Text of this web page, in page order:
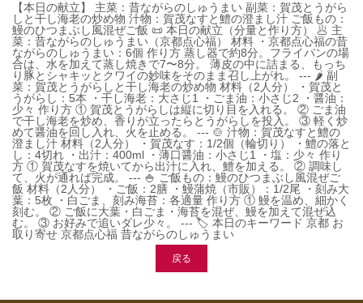
【本日の献立】 主菜：昔ながらのしゅうまい 副菜：賀茂とうがら
しと干し海老の炒め物 汁物：賀茂なすと鱧の澄まし汁 ご飯もの：
鰻のひつまぶし風混ぜご飯 📜 本日の献立（分量と作り方） 🥟 主
菜：昔ながらのしゅうまい（京都点心福） 材料 ・京都点心福の昔
ながらのしゅうまい：6個 作り方 蒸し器で約8分。フライパンの場
合は、水を加えて蒸し焼きで7〜8分。 薄皮の中に詰まる、もっち
り豚とシャキッとクワイの妙味をそのまま召し上がれ。 --- 🌶️ 副
菜：賀茂とうがらしと干し海老の炒め物 材料（2人分） ・賀茂と
うがらし：5本 ・干し海老：大さじ1 ・ごま油：小さじ2 ・醤油：
少々 作り方 ① 賀茂とうがらしは縦に切り目を入れる。 ② ごま油
で干し海老を炒め、香りが立ったらとうがらしを投入。 ③ 軽く炒
めて醤油を回し入れ、火を止める。 --- 🍲 汁物：賀茂なすと鱧の
澄まし汁 材料（2人分） ・賀茂なす：1/2個（輪切り） ・鱧の落と
し：4切れ ・出汁：400ml ・薄口醤油：小さじ1 ・塩：少々 作り
方 ① 賀茂なすを焼いてから出汁に入れ、鱧を加える。 ② 調味し
て、火が通れば完成。 --- 🍚 ご飯もの：鰻のひつまぶし風混ぜご
飯 材料（2人分） ・ご飯：2膳 ・鰻蒲焼（市販）：1/2尾 ・刻み大
葉：5枚 ・白ごま、刻み海苔：各適量 作り方 ① 鰻を温め、細かく
刻む。 ② ご飯に大葉・白ごま・海苔を混ぜ、鰻を加えて混ぜ込
む。 ③ お好みで追いダレ少々。 --- 🏷️ 本日のキーワード 京都 お
取り寄せ 京都点心福 昔ながらのしゅうまい
戻る